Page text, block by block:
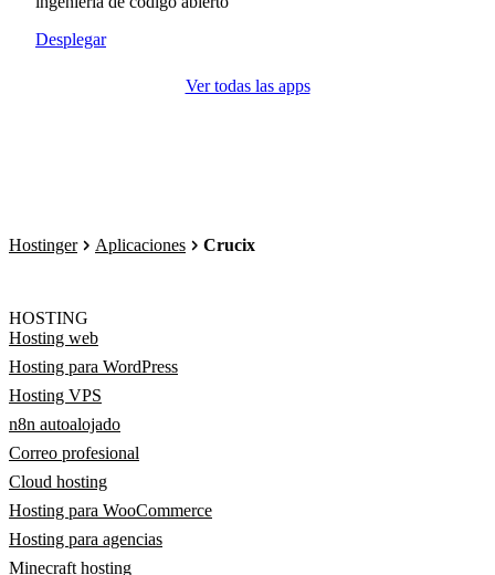
Desplegar
Ver todas las apps
Hostinger Aplicaciones Crucix
HOSTING
Hosting web
Hosting para WordPress
Hosting VPS
n8n autoalojado
Correo profesional
Cloud hosting
Hosting para WooCommerce
Hosting para agencias
Minecraft hosting